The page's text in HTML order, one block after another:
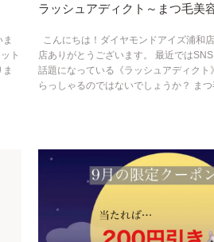
ト
ラッシュアディクト～まつ毛美
こんにちは！ダイヤモンドアイズ浦和
店ありがとうございます。 最近では
話題になっている《ラッシュアディクト
らっしゃるのではないでしょうか？ ま